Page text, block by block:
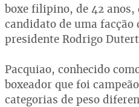
boxe filipino, de 42 anos,
candidato de uma
presidente Rodrigo
Pacquiao, conhecido
boxeador que foi
categorias de peso